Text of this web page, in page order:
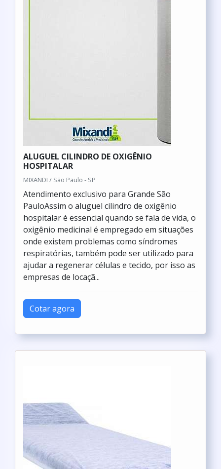
ALUGUEL CILINDRO DE OXIGÊNIO
HOSPITALAR
MIXANDI / São Paulo - SP
Atendimento exclusivo para Grande São
PauloAssim o aluguel cilindro de oxigênio
hospitalar é essencial quando se fala de vida, o
oxigênio medicinal é empregado em situações
onde existem problemas como síndromes
respiratórias, também pode ser utilizado para
ajudar a regenerar células e tecido, por isso as
empresas de locaçã...
Cotar agora